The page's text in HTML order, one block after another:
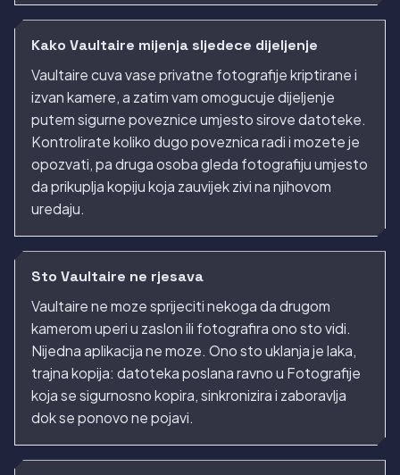
Kako Vaultaire mijenja sljedece dijeljenje
Vaultaire cuva vase privatne fotografije kriptirane i
izvan kamere, a zatim vam omogucuje dijeljenje
putem sigurne poveznice umjesto sirove datoteke.
Kontrolirate koliko dugo poveznica radi i mozete je
opozvati, pa druga osoba gleda fotografiju umjesto
da prikuplja kopiju koja zauvijek zivi na njihovom
uredaju.
Sto Vaultaire ne rjesava
Vaultaire ne moze sprijeciti nekoga da drugom
kamerom uperi u zaslon ili fotografira ono sto vidi.
Nijedna aplikacija ne moze. Ono sto uklanja je laka,
trajna kopija: datoteka poslana ravno u Fotografije
koja se sigurnosno kopira, sinkronizira i zaboravlja
dok se ponovo ne pojavi.